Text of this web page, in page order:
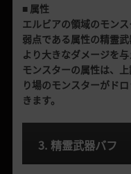
■ 属性
エルビアの領域のモン
弱点である属性の精霊武
より大きなダメージを与
モンスターの属性は、
り場のモンスターがド
きます。
3. 精霊武器バフ